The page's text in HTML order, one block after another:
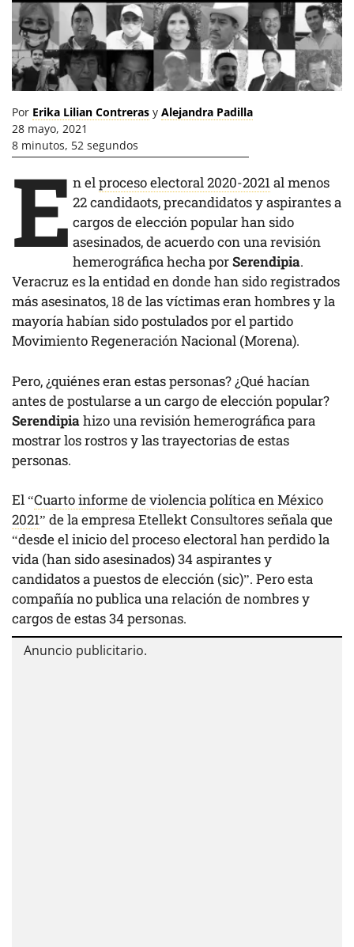
Por Erika Lilian Contreras y Alejandra Padilla
28 mayo, 2021
8 minutos, 52 segundos
E n elproceso electoral 2020-2021al menos
22 candidaots, precandidatos y aspirantes a
cargos de elección popular han sido
asesinados, de acuerdo con una revisión
hemerográfica hecha porSerendipia.
Veracruz es la entidad en donde han sido registrados
más asesinatos, 18 de las víctimas eran hombres y la
mayoría habían sido postulados por el partido
Movimiento Regeneración Nacional (Morena).
Pero, ¿quiénes eran estas personas? ¿Qué hacían
antes de postularse a un cargo de elección popular?
Serendipiahizo una revisión hemerográfica para
mostrar los rostros y las trayectorias de estas
personas.
El “Cuarto informe de violencia política en México
2021” de la empresa Etellekt Consultores señala que
“desde el inicio del proceso electoral han perdido la
vida (han sido asesinados) 34 aspirantes y
candidatos a puestos de elección (sic)”. Pero esta
compañía no publica una relación de nombres y
cargos de estas 34 personas.